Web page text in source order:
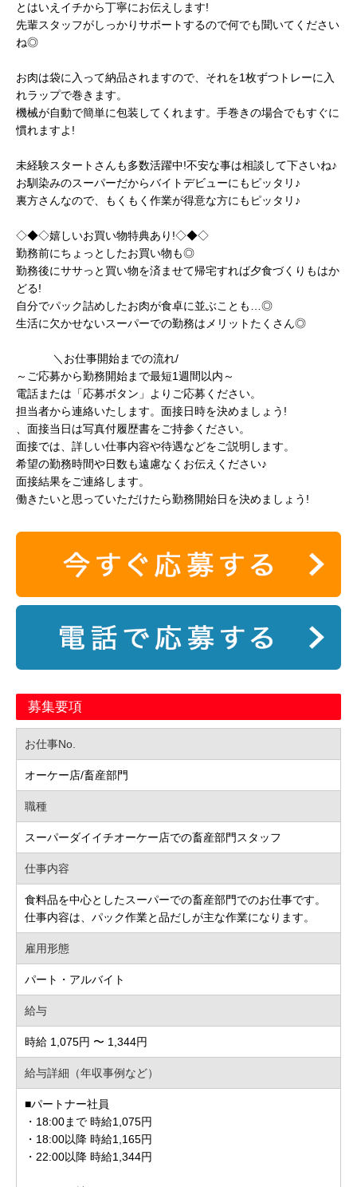
とはいえイチから丁寧にお伝えします!
先輩スタッフがしっかりサポートするので何でも聞いてください
ね◎
お肉は袋に入って納品されますので、それを1枚ずつトレーに入
れラップで巻きます。
機械が自動で簡単に包装してくれます。手巻きの場合でもすぐに
慣れますよ!
未経験スタートさんも多数活躍中!不安な事は相談して下さいね♪
お馴染みのスーパーだからバイトデビューにもピッタリ♪
裏方さんなので、もくもく作業が得意な方にもピッタリ♪
◇◆◇嬉しいお買い物特典あり!◇◆◇
勤務前にちょっとしたお買い物も◎
勤務後にササっと買い物を済ませて帰宅すれば夕食づくりもはか
どる!
自分でパック詰めしたお肉が食卓に並ぶことも…◎
生活に欠かせないスーパーでの勤務はメリットたくさん◎
＼お仕事開始までの流れ/
～ご応募から勤務開始まで最短1週間以内～
電話または「応募ボタン」よりご応募ください。
担当者から連絡いたします。面接日時を決めましょう!
、面接当日は写真付履歴書をご持参ください。
面接では、詳しい仕事内容や待遇などをご説明します。
希望の勤務時間や日数も遠慮なくお伝えください♪
面接結果をご連絡します。
働きたいと思っていただけたら勤務開始日を決めましょう!
募集要項
お仕事No.
オーケー店/畜産部門
職種
スーパーダイイチオーケー店での畜産部門スタッフ
仕事内容
食料品を中心としたスーパーでの畜産部門でのお仕事です。
仕事内容は、パック作業と品だしが主な作業になります。
雇用形態
パート・アルバイト
給与
時給 1,075円 〜 1,344円
給与詳細（年収事例など）
■パートナー社員
・18:00まで 時給1,075円
・18:00以降 時給1,165円
・22:00以降 時給1,344円